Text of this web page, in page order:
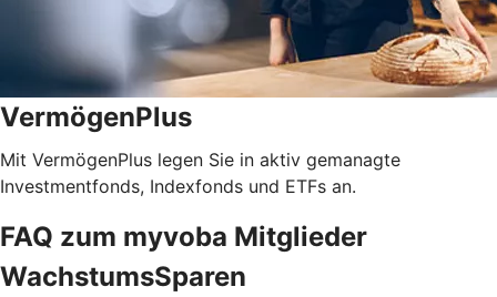
VermögenPlus
Mit VermögenPlus legen Sie in aktiv gemanagte
Investmentfonds, Indexfonds und ETFs an.
FAQ zum myvoba Mitglieder
WachstumsSparen